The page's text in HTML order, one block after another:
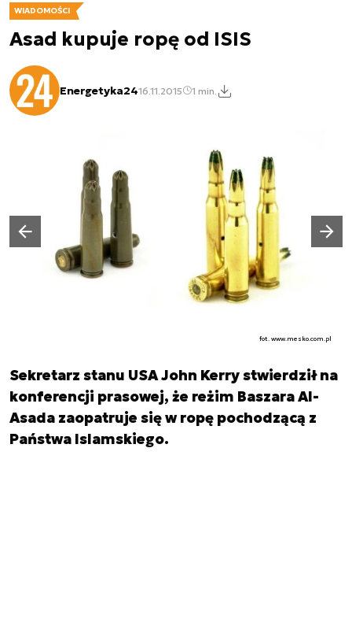
WIADOMOŚCI
Asad kupuje ropę od ISIS
Energetyka2416.11.2015 1 min.
fot. www.mesko.com.pl
Poprzedni slajd
Następny slajd
Sekretarz stanu USA John Kerry stwierdził na
konferencji prasowej, że reżim Baszara Al-
Asada zaopatruje się w ropę pochodzącą z
Państwa Islamskiego.